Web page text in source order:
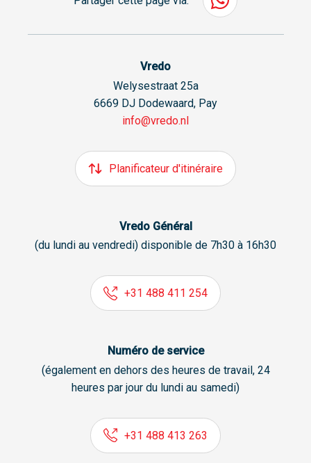
Vredo
Welysestraat 25a
6669 DJ Dodewaard, Pay
info@vredo.nl
Planificateur d'itinéraire
Vredo Général
(du lundi au vendredi) disponible de 7h30 à 16h30
+31 488 411 254
Numéro de service
(également en dehors des heures de travail, 24
heures par jour du lundi au samedi)
+31 488 413 263